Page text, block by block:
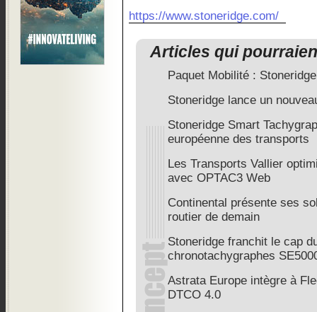
https://www.stoneridge.com/
Articles qui
Paquet Mobilité :
Stoneridge lance un
Stoneridge Smart
européenne des transports
Les Transports Vallier
avec OPTAC3 Web
Continental présente ses
routier de demain
Stoneridge franchit le cap
chronotachygraphes
Astrata Europe intègre à
DTCO 4.0